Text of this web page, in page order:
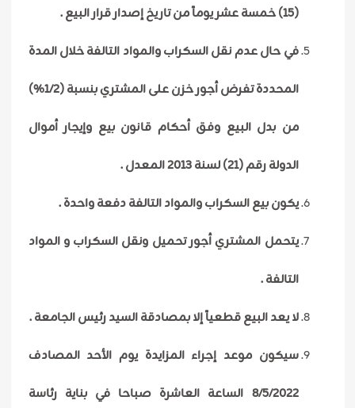
(15) خمسة عشر يوماً من تاريخ إصدار قرار البيع .
في حال عدم نقل السكراب والمواد التالفة خلال المدة
المحددة تفرض أجور خزن على المشتري بنسبة (1/2%)
من بدل البيع وفق أحكام قانون بيع وإيجار أموال
الدولة رقم (21) لسنة 2013 المعدل .
يكون بيع السكراب والمواد التالفة دفعة واحدة .
يتحمل المشتري أجور تحميل ونقل السكراب و المواد
التالفة .
لا يعد البيع قطعياً إلا بمصادقة السيد رئيس الجامعة .
سيكون موعد إجراء المزايدة يوم الأحد المصادف
8/5/2022 الساعة العاشرة صباحا في بناية رئاسة